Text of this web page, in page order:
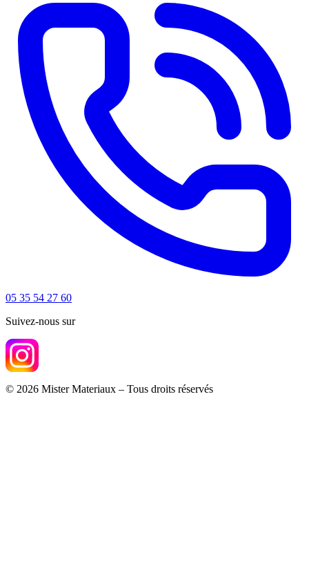
05 35 54 27 60
Suivez-nous sur
© 2026 Mister Materiaux – Tous droits réservés